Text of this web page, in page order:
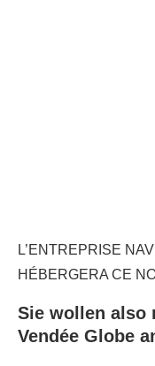
L’ENTREPRISE
HÉBERGERA CE
Sie wollen also
Vendée Globe